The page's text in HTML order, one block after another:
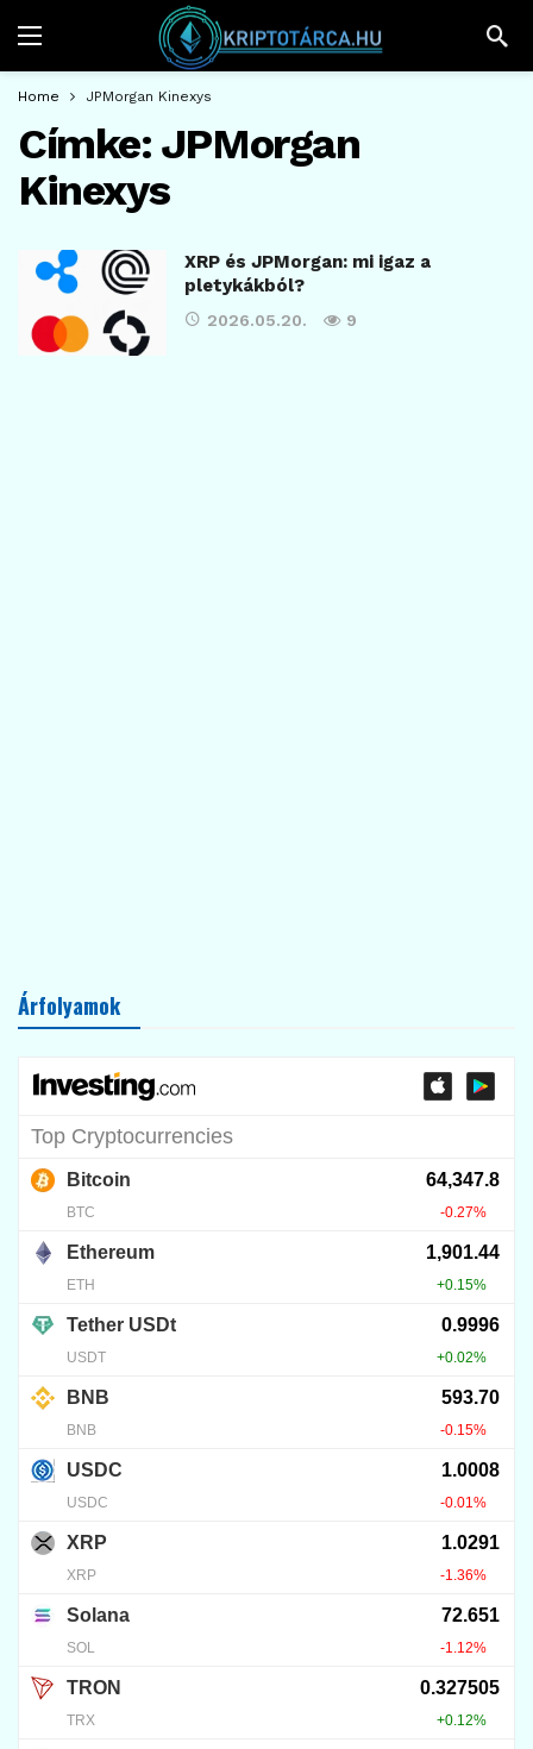
Home JPMorgan Kinexys
Címke: JPMorgan
Kinexys
XRP és JPMorgan: mi igaz a
pletykákból?
2026.05.20. 9
Árfolyamok